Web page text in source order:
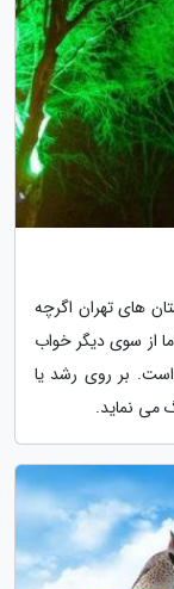
های تهران اگرچه
از سوی دیگر خواب
است. بر روی رشد یا
می نماید.